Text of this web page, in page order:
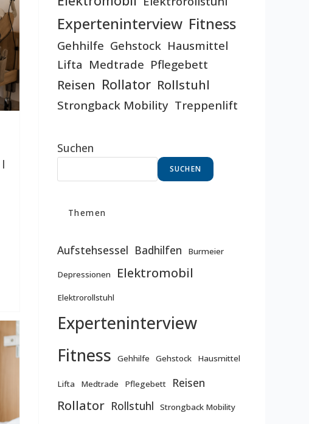
Experteninterview Fitness
Gehhilfe Gehstock Hausmittel
Lifta Medtrade Pflegebett
Reisen Rollator Rollstuhl
Strongback Mobility Treppenlift
Suchen
SUCHEN
Themen
Aufstehsessel Badhilfen Burmeier
Depressionen Elektromobil
Elektrorollstuhl
Experteninterview
Fitness
Gehhilfe Gehstock Hausmittel
Lifta Medtrade Pflegebett Reisen
Rollator Rollstuhl Strongback Mobility